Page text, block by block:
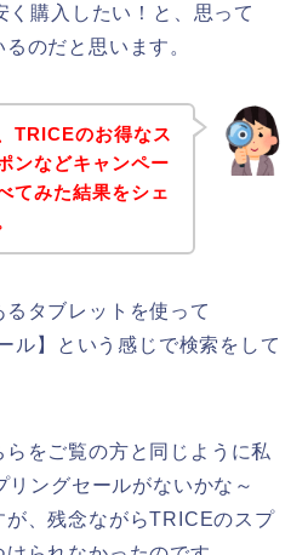
購入したい！と、思って
のだと思います。
TRICEのお得なス
ンなどキャンペー
てみた結果をシェ
タブレットを使って
ル】という感じで検索をして
をご覧の方と同じように私
ングセールがないかな～
が、残念ながらTRICEのスプ